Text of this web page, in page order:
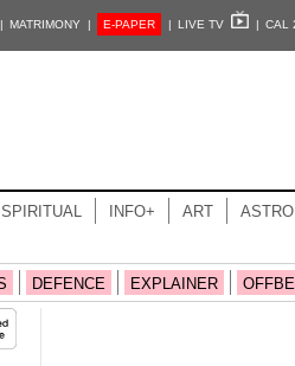
MATRIMONY | E-PAPER | LIVE TV | CAL
SPIRITUAL INFO+ ART ASTRO
DEFENCE EXPLAINER